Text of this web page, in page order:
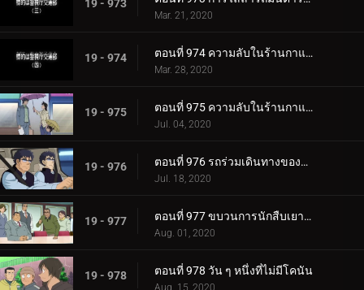
19 - 973
Mar. 21, 2020
19 - 974 ตอนที่ 974 ความลับในร้านกาแฟของสาวมัธยมทรีโอ (ตอนแรก)
Mar. 28, 2020
19 - 975 ตอนที่ 975 ความลับในร้านกาแฟของสาวมัธยมทรีโอ (ตอนจบ)
Jul. 04, 2020
19 - 976 ตอนที่ 976 รถร่วมเดินทางของฆาตกร
Jul. 18, 2020
19 - 977 ตอนที่ 977 ขบวนการนักสืบเยาวชนหายตัวไป
Aug. 01, 2020
19 - 978 ตอนที่ 978 วัน ๆ หนึ่งที่ไม่มีโคนัน